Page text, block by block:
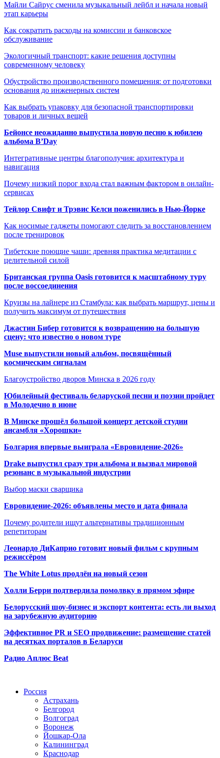
Майли Сайрус сменила музыкальный лейбл и начала новый
этап карьеры
Как сократить расходы на комиссии и банковское
обслуживание
Экологичный транспорт: какие решения доступны
современному человеку
Обустройство производственного помещения: от подготовки
основания до инженерных систем
Как выбрать упаковку для безопасной транспортировки
товаров и личных вещей
Бейонсе неожиданно выпустила новую песню к юбилею
альбома B’Day
Интегративные центры благополучия: архитектура и
навигация
Почему низкий порог входа стал важным фактором в онлайн-
сервисах
Тейлор Свифт и Трэвис Келси поженились в Нью-Йорке
Как носимые гаджеты помогают следить за восстановлением
после тренировок
Тибетские поющие чаши: древняя практика медитации с
целительной силой
Британская группа Oasis готовится к масштабному туру
после воссоединения
Круизы на лайнере из Стамбула: как выбрать маршрут, цены и
получить максимум от путешествия
Джастин Бибер готовится к возвращению на большую
сцену: что известно о новом туре
Muse выпустили новый альбом, посвящённый
космическим сигналам
Благоустройство дворов Минска в 2026 году
Юбилейный фестиваль беларуской песни и поэзии пройдет
в Молодечно в июне
В Минске прошёл большой концерт детской студии
ансамбля «Хорошки»
Болгария впервые выиграла «Евровидение-2026»
Drake выпустил сразу три альбома и вызвал мировой
резонанс в музыкальной индустрии
Выбор маски сварщика
Евровидение-2026: объявлены место и дата финала
Почему родители ищут альтернативы традиционным
репетиторам
Леонардо ДиКаприо готовит новый фильм с крупным
режиссёром
The White Lotus продлён на новый сезон
Холли Берри подтвердила помолвку в прямом эфире
Белорусский шоу-бизнес и экспорт контента: есть ли выход
на зарубежную аудиторию
Эффективное PR и SEO продвижение: размещение статей
на десятках порталов в Беларуси
Радио Аплюс Beat
Россия
Астрахань
Белгород
Волгоград
Воронеж
Йошкар-Ола
Калининград
Краснодар